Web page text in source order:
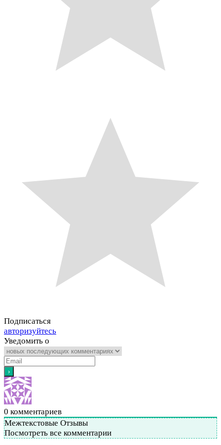
Подписаться
авторизуйтесь
Уведомить о
0 комментариев
Межтекстовые Отзывы
Посмотреть все комментарии